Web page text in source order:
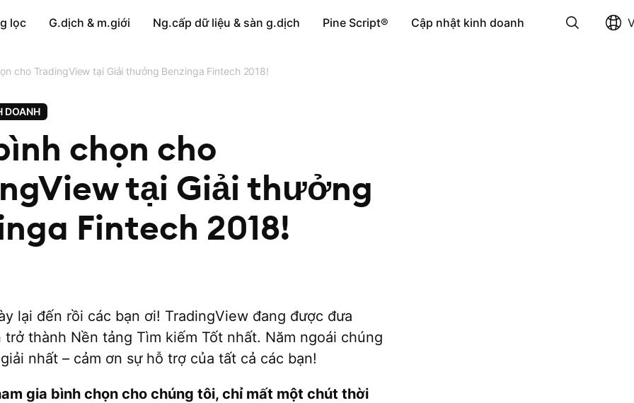
lọc G.dịch & m.giới Ng.cấp dữ liệu & sàn g.dịch Pine Script® Cập nhật kinh doanh
Xóa
cho TradingView tại Giải thưởng Benzinga Fintech 2018!
DOANH
chọn cho
tại Giải thưởng
Fintech 2018!
lại đến rồi các bạn ơi! TradingView đang được đưa
trở thành Nền tảng Tìm kiếm Tốt nhất. Năm ngoái chúng
nhất – cảm ơn sự hỗ trợ của tất cả các bạn!
gia bình chọn cho chúng tôi, chỉ mất một chút thời